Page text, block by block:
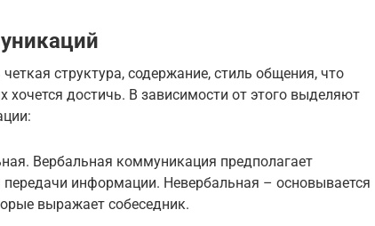
структура, содержание, стиль общения, что
хочется достичь. В зависимости от этого выделяют
Вербальная коммуникация предполагает
передачи информации. Невербальная – основывается
выражает собеседник.